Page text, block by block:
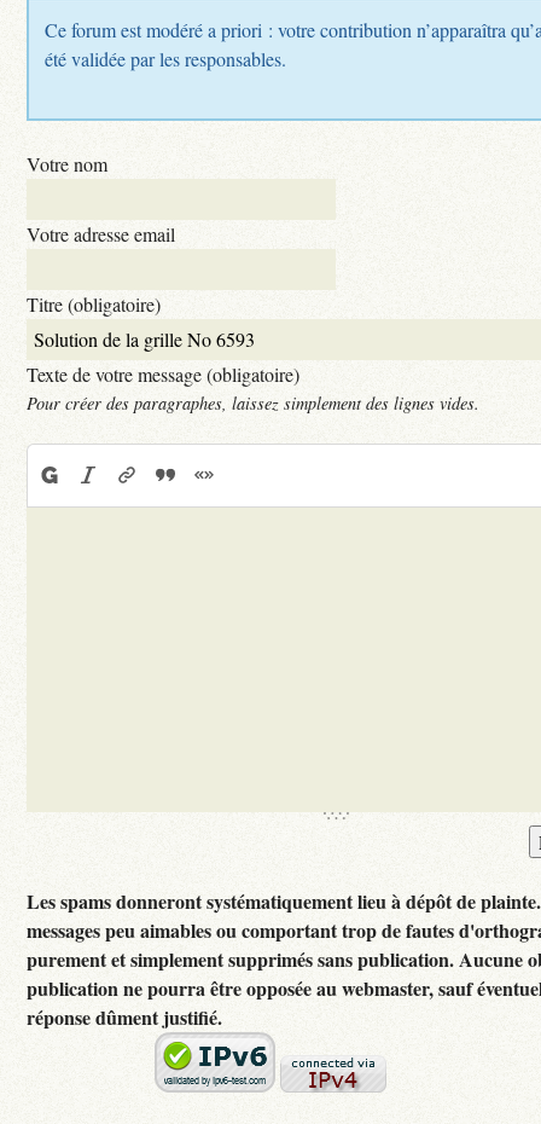
Ce forum est modéré a priori : votre contribution n’apparaîtra
été validée par les responsables.
Votre nom
Votre adresse email
Titre (obligatoire)
Texte de votre message (obligatoire)
Pour créer des paragraphes, laissez simplement des lignes vides.
Les spams donneront systématiquement lieu à dépôt de
messages peu aimables ou comportant trop de fautes
purement et simplement supprimés sans publication. Aucune
publication ne pourra être opposée au webmaster, sauf
réponse dûment justifié.